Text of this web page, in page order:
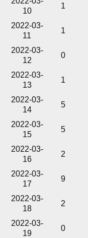
10
1
2022-03-
11
1
2022-03-
12
0
2022-03-
13
1
2022-03-
14
5
2022-03-
15
5
2022-03-
16
2
2022-03-
17
9
2022-03-
18
2
2022-03-
19
0